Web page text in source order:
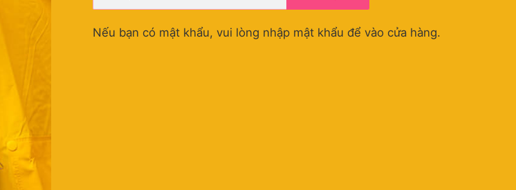
Nếu bạn có mật khẩu, vui lòng nhập mật khẩu để vào cửa hàng.